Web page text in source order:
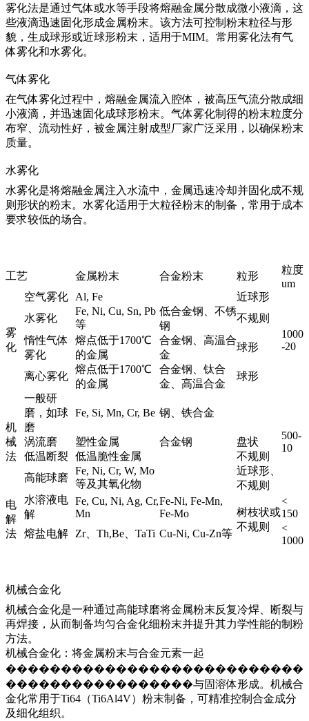
雾化法是通过气体或水等手段将熔融金属分散成微小液滴，这
些液滴迅速固化形成金属粉末。该方法可控制粉末粒径与形
貌，生成球形或近球形粉末，适用于MIM。常用雾化法有气
体雾化和水雾化。
气体雾化
在气体雾化过程中，熔融金属流入腔体，被高压气流分散成细
小液滴，并迅速固化成球形粉末。气体雾化制得的粉末粒度分
布窄、流动性好，被金属注射成型厂家广泛采用，以确保粉末
质量。
水雾化
水雾化是将熔融金属注入水流中，金属迅速冷却并固化成不规
则形状的粉末。水雾化适用于大粒径粉末的制备，常用于成本
要求较低的场合。
工艺 金属粉末 合金粉末 粒形
粒度
um
雾
化
空气雾化 Al, Fe 近球形
1000
-20
水雾化
Fe, Ni, Cu, Sn, Pb
等
低合金钢、不锈
钢
不规则
惰性气体
雾化
熔点低于1700℃
的金属
合金钢、高温合
金
球形
离心雾化
熔点低于1700℃
的金属
合金钢、钛合
金、高温合金
球形
机
械
法
一般研
磨，如球
磨
Fe, Si, Mn, Cr, Be 钢、铁合金
500-
10
涡流磨 塑性金属 合金钢
盘状
低温断裂 低温脆性金属
不规则
高能球磨
Fe, Ni, Cr, W, Mo
等及其氧化物
近球形、
不规则
电
解
法
水溶液电
解
Fe, Cu, Ni, Ag, Cr,
Mn
Fe-Ni, Fe-Mn,
Fe-Mo
树枝状或
不规则
<
150
熔盐电解
Zr、Th,Be、TaTi Cu-Ni, Cu-Zn等
<
1000
机械合金化
机械合金化是一种通过高能球磨将金属粉末反复冷焊、断裂与
再焊接，从而制备均匀合金化细粉末并提升其力学性能的制粉
方法。
机械合金化：将金属粉末与合金元素一起
���������������������������
�����������������与固溶体形成。机械合
金化常用于Ti64（Ti6Al4V）粉末制备，可精准控制合金成分
及细化组织。